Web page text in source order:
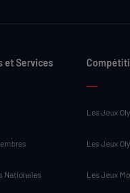
et Services
Nationales
Les Jeux
Les Jeux
Les Jeux